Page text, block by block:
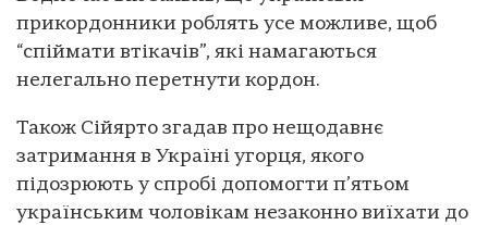
прикордонники роблять усе можливе, щоб
“спіймати втікачів”, які намагаються
нелегально перетнути кордон.
Також Сійярто згадав про нещодавнє
затримання в Україні угорця, якого
підозрюють у спробі допомогти п’ятьом
українським чоловікам незаконно виїхати до